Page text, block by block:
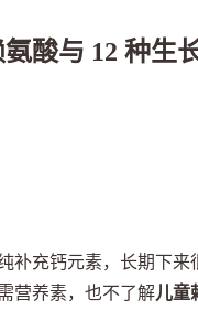
酸与 12 种生
补充钙元素，长期下来
营养素，也不了解儿童